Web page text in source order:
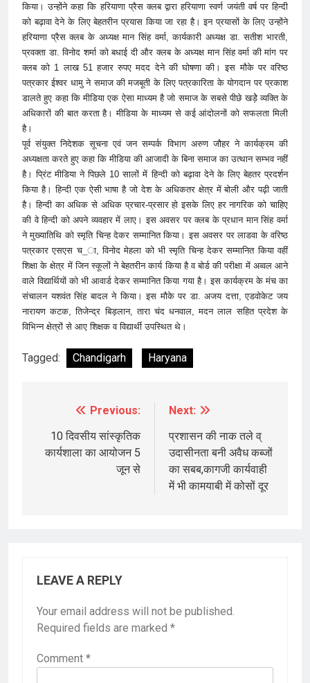
किया। उन्होंने कहा कि हरियाणा प्रैस क्लब द्वारा हरियाणा स्वर्ण जयंती वर्ष पर हिन्दी
को बढ़ावा देने के लिए बेहतरीन प्रयास किया जा रहा है। इन प्रयासों के लिए उन्होंने
हरियाणा प्रैस क्लब के अध्यक्ष मान सिंह वर्मा, कार्यकारी अध्यक्ष डा. सतीश भारती,
प्रवक्ता डा. विनोद शर्मा को बधाई दी और क्लब के अध्यक्ष मान सिंह वर्मा की मांग पर
क्लब को 1 लाख 51 हजार रुपए मदद देने की घोषणा की। इस मौके पर वरिष्ठ
पत्रकार ईश्वर धामु ने समाज की मजबूती के लिए पत्रकारिता के योगदान पर प्रकाश
डालते हुए कहा कि मीडिया एक ऐसा माध्यम है जो समाज के सबसे पीछे खड़ेे व्यक्ति के
अधिकारों की बात करता है। मीडिया के माध्यम से कई आंदोलनों को सफलता मिली
है।
पूर्व संयुक्त निदेशक सूचना एवं जन सम्पर्क विभाग अरुण जौहर ने कार्यक्रम की
अध्यक्षता करते हुए कहा कि मीडिया की आजादी के बिना समाज का उत्थान सम्भव नहीं
है। प्रिंट मीडिया ने पिछले 10 सालों में हिन्दी को बढ़ावा देने के लिए बेहतर प्रदर्शन
किया है। हिन्दी एक ऐसी भाषा है जो देश के अधिकतर क्षेत्र में बोली और पढ़ी जाती
है। हिन्दी का अधिक से अधिक प्रचार-प्रसार हो इसके लिए हर नागरिक को चाहिए
की वे हिन्दी को अपने व्यवहार में लाए। इस अवसर पर क्लब के प्रधान मान सिंह वर्मा
ने मुख्यातिथि को स्मृति चिन्ह देकर सम्मानित किया। इस अवसर पर लाडवा के वरिष्ठ
पत्रकार एसएस च_ा, विनोद मेहला को भी स्मृति चिन्ह देकर सम्मानित किया वहीं
शिक्षा के क्षेत्र में जिन स्कूलों ने बेहतरीन कार्य किया है व बोर्ड की परीक्षा में अव्वल आने
वाले विद्यार्थियों को भी आवार्ड देकर सम्मानित किया गया है। इस कार्यक्रम के मंच का
संचालन यशवंत सिंह बादल ने किया। इस मौके पर डा. अजय दत्ता, एडवोकेट जय
नारायण कटक, तिजेन्द्र बिड़लान, तारा चंद धनवाल, मदन लाल सहित प्रदेश के
विभिन्न क्षेत्रों से आए शिक्षक व विद्यार्थी उपस्थित थे।
Tagged: Chandigarh Haryana
navigation
Previous:
10 दिवसीय सांस्कृतिक
कार्यशाला का आयोजन 5
जून से
Next:
प्रशासन की नाक तले व्
उदासीनता बनी अवैध कब्जों
का सबब,कागजी कार्यवाही
में भी कामयाबी में कोसों दूर
LEAVE A REPLY
Your email address will not be published.
Required fields are marked *
Comment *